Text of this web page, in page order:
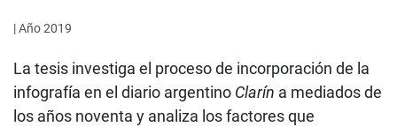
| Año 2019
La tesis investiga el proceso de incorporación de la
infografía en el diario argentino Clarín a mediados de
los años noventa y analiza los factores que